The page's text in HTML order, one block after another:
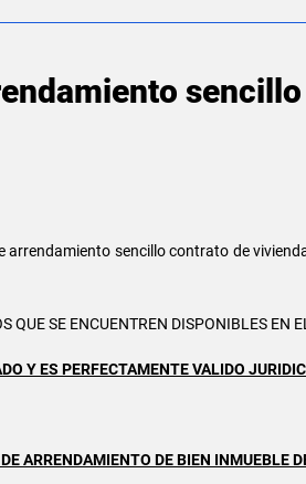
sencillo contrato de
QUE SE ENCUENTREN DISPONIBLES
Y ES PERFECTAMENTE VALIDO
ARRENDAMIENTO DE BIEN INMUEBLE